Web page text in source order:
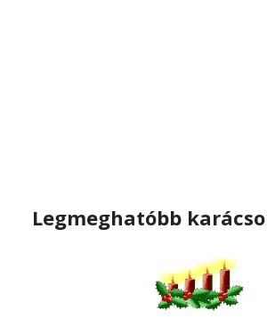
Legmeghatóbb